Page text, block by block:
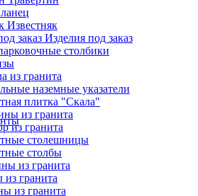
Известняк
Изделия под заказ
столбики
из гранита
наземные указатели
плитка "Скала"
из гранита
из гранита
столешницы
столбы
из гранита
гранита
из гранита